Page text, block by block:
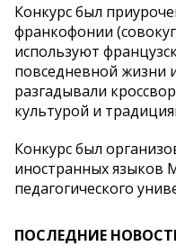
Конкурс был
франкофонии
используют
повседневной жизни
разгадывали
культурой и
Конкурс был
иностранных языков
педагогического
ПОСЛЕДНИЕ